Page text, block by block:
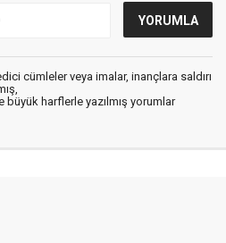
cümleler veya imalar, inançlara saldırı
büyük harflerle yazılmış yorumlar